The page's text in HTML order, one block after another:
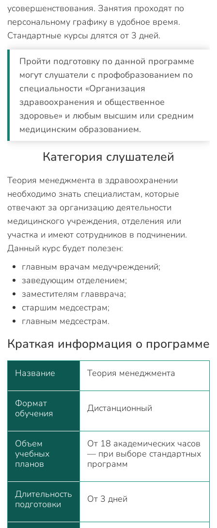
усовершенствования. Занятия проходят по
персональному графику в удобное время.
Стандартные курсы длятся от 3 дней.
Пройти подготовку по данной программе
могут слушатели с профобразованием по
специальности «Организация
здравоохранения и общественное
здоровье» и любым высшим или средним
медицинским образованием.
Категория слушателей
Теория менеджмента в здравоохранении
необходимо знать специалистам, которые
отвечают за организацию деятельности
медицинского учреждения, отделения или
участка и имеют сотрудников в подчинении.
Данный курс будет полезен:
главным врачам медучреждений;
заведующим отделением;
заместителям главврача;
старшим медсестрам;
главным медсестрам.
Краткая информация о программе
Название Теория менеджмента
Формат
обучения
Дистанционный
Объем
учебных
планов
От 18 академических часов
— при выборе стандартных
программ
Длительность
подготовки
От 3 дней